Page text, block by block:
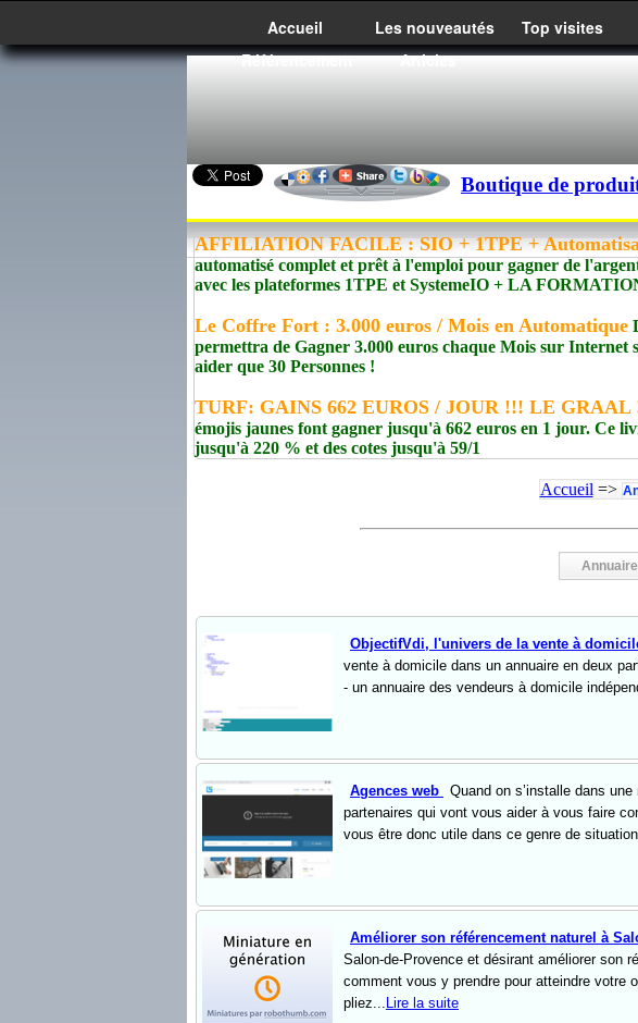
Accueil Les nouveautés Top visites
Référencement
Articles
Boutique de
AFFILIATION FACILE : SIO + 1TPE +
automatisé complet et prêt à l'emploi pour gagner de
avec les plateformes 1TPE et SystemeIO + LA
Le Coffre Fort : 3.000 euros / Mois en Automatique
permettra de Gagner 3.000 euros chaque Mois sur
aider que 30 Personnes !
TURF: GAINS 662 EUROS / JOUR !!! LE GRAAL
émojis jaunes font gagner jusqu'à 662 euros en 1 jour. Ce
jusqu'à 220 % et des cotes jusqu'à 59/1
Accueil =>
ObjectifVdi, l'univers de la vente à
vente à domicile dans un annuaire en deux
- un annuaire des vendeurs à domicile
Agences web
Quand on s’installe dans
partenaires qui vont vous aider à vous faire
vous être donc utile dans ce genre de
Améliorer son référencement naturel à
Salon-de-Provence et désirant améliorer son
comment vous y prendre pour atteindre votre
pliez... Lire la suite